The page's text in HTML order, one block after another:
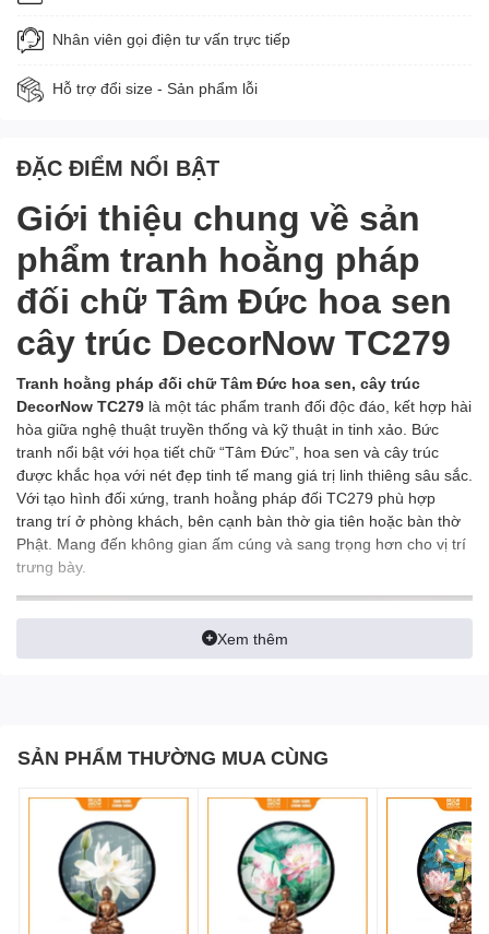
Nhân viên gọi điện tư vấn trực tiếp
Hỗ trợ đổi size - Sản phẩm lỗi
ĐẶC ĐIỂM NỔI BẬT
Giới thiệu chung về sản
phẩm tranh hoằng pháp
đối chữ Tâm Đức hoa sen
cây trúc DecorNow TC279
Tranh hoằng pháp đối chữ Tâm Đức hoa sen, cây trúc
DecorNow TC279 là một tác phẩm tranh đối độc đáo, kết hợp hài
hòa giữa nghệ thuật truyền thống và kỹ thuật in tinh xảo. Bức
tranh nổi bật với họa tiết chữ “Tâm Đức”, hoa sen và cây trúc
được khắc họa với nét đẹp tinh tế mang giá trị linh thiêng sâu sắc.
Với tạo hình đối xứng, tranh hoằng pháp đối TC279 phù hợp
trang trí ở phòng khách, bên cạnh bàn thờ gia tiên hoặc bàn thờ
Phật. Mang đến không gian ấm cúng và sang trọng hơn cho vị trí
trưng bày.
Xem thêm
SẢN PHẨM THƯỜNG MUA CÙNG